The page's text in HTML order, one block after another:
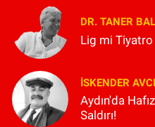
DR. TANER
Lig mi Tiyatro
İSKENDER AVCI
Aydın'da
Saldırı!